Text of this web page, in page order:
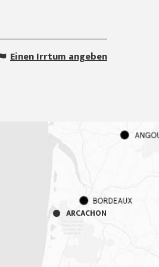
Einen Irrtum angeben
ARCACHON